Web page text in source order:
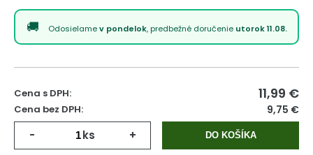
Odosielamev pondelok, predbežné doručenie utorok 11.08.
Cena s DPH: 11,99 €
Cena bez DPH: 9,75 €
- ks + DO KOŠÍKA